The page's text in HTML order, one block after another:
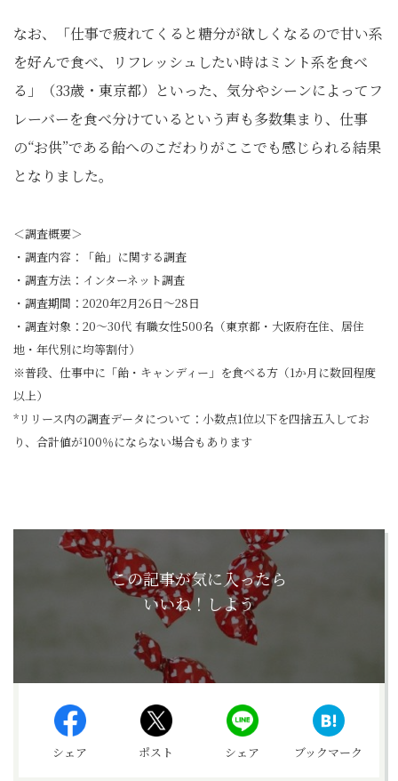
なお、「仕事で疲れてくると糖分が欲しくなるので甘い系
を好んで食べ、リフレッシュしたい時はミント系を食べ
る」（33歳・東京都）といった、気分やシーンによってフ
レーバーを食べ分けているという声も多数集まり、仕事
の“お供”である飴へのこだわりがここでも感じられる結果
となりました。
＜調査概要＞
・調査内容：「飴」に関する調査
・調査方法：インターネット調査
・調査期間：2020年2月26日～28日
・調査対象：20～30代 有職女性500名（東京都・大阪府在住、居住
地・年代別に均等割付）
※普段、仕事中に「飴・キャンディー」を食べる方（1か月に数回程度
以上）
*リリース内の調査データについて：小数点1位以下を四捨五入してお
り、合計値が100％にならない場合もあります
この記事が気に入ったら
いいね！しよう
シェア ポスト シェア ブックマーク